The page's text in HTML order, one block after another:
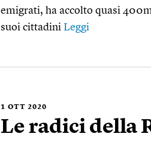
emigrati, ha accolto quasi
suoi cittadini Leggi
1 OTT 2020
Le radici della